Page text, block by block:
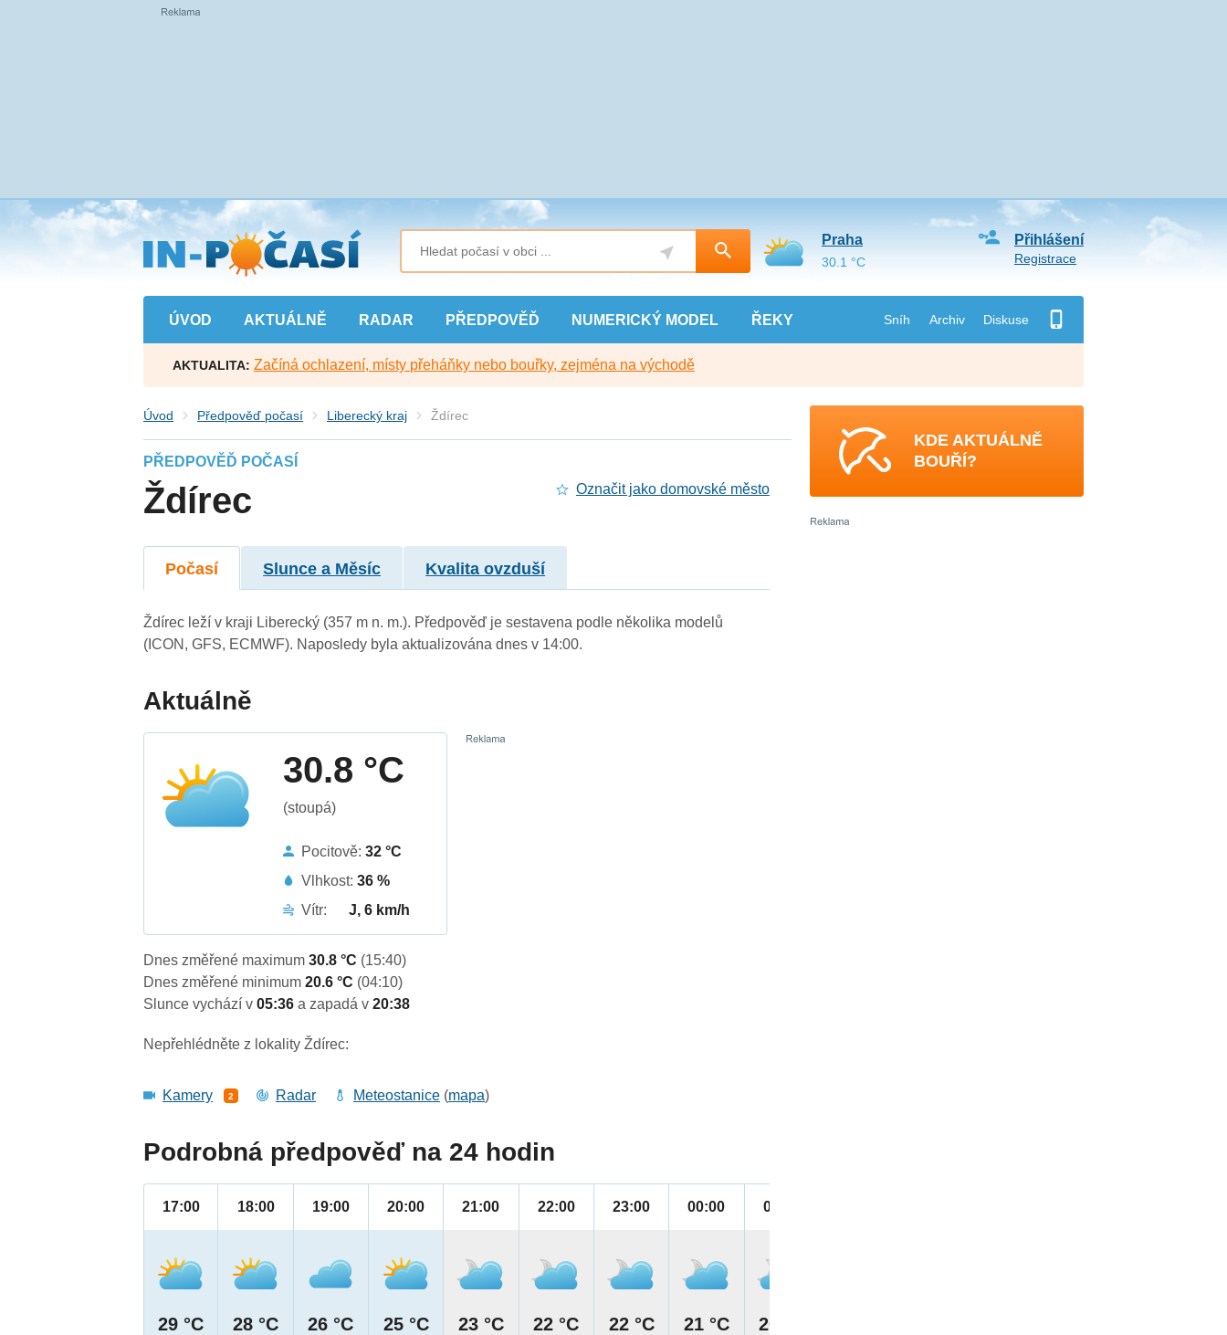
Přejít
na
hlavní
obsah
ÚVOD AKTUÁLNĚ RADAR PŘEDPOVĚĎ NUMERICKÝ MODEL ŘEKY Sníh Archiv Diskuse
Přihlášení
Registrace
Praha
30.1 °C
AKTUALITA: Začíná ochlazení, místy přeháňky nebo bouřky, zejména na východě
Úvod Předpověď počasí Liberecký kraj Ždírec
PŘEDPOVĚĎ POČASÍ
Ždírec Označit jako domovské město
Počasí Slunce a Měsíc Kvalita ovzduší
Ždírec leží v kraji Liberecký (357 m n. m.). Předpověď je sestavena podle několika modelů
(ICON, GFS, ECMWF). Naposledy byla aktualizována dnes v 14:00.
Aktuálně
30.8 °C
(stoupá)
Pocitově:32 °C
Vlhkost:36 %
Vítr:
J, 6 km/h
Dnes změřené maximum30.8 °C (15:40)
Dnes změřené minimum20.6 °C (04:10)
Slunce vychází v05:36a zapadá v20:38
Nepřehlédněte z lokality Ždírec:
Kamery 2 Radar Meteostanice (mapa)
Podrobná předpověď na 24 hodin
17:00
29 °C
18:00
28 °C
19:00
26 °C
20:00
25 °C
21:00
23 °C
22:00
22 °C
23:00
22 °C
00:00
21 °C
01:00
20 °C
KDE AKTUÁLNĚ
BOUŘÍ?